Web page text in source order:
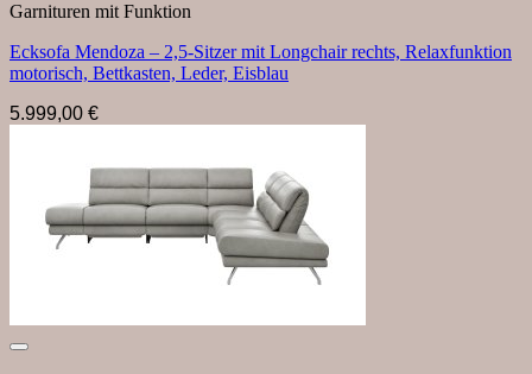
Garnituren mit Funktion
Ecksofa Mendoza – 2,5-Sitzer mit Longchair rechts, Relaxfunktion
motorisch, Bettkasten, Leder, Eisblau
5.999,00 €